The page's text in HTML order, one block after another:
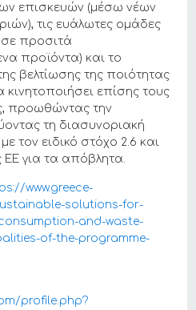
επισκευών (μέσω νέων
τις ευάλωτες ομάδες
προσιτά
προϊόντα) και το
βελτίωσης της ποιότητας
επίσης τους
προωθώντας την
τη διασυνοριακή
τον ειδικό στόχο 2.6 και
ΕΕ για τα απόβλητα.
www.greece-
solutions-for-
and-waste-
of-the-programme-
profile.php?